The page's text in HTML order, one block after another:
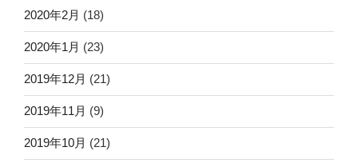
2020年2月 (18)
2020年1月 (23)
2019年12月 (21)
2019年11月 (9)
2019年10月 (21)